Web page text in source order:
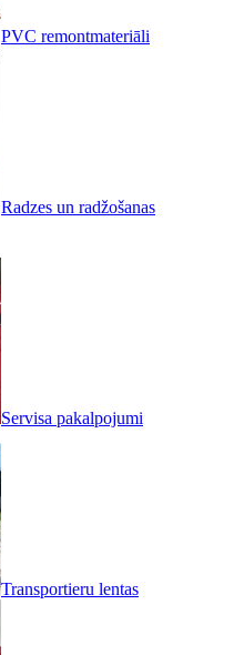
PVC remontmateriāli
Radzes un radžošanas
Servisa pakalpojumi
Transportieru lentas